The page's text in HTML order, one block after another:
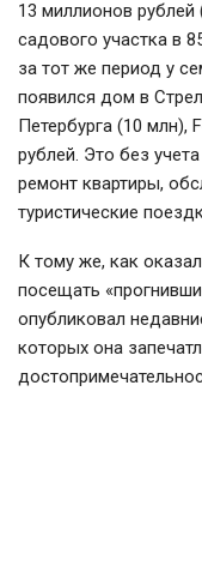
13 миллионов рублей
садового участка в
за тот же период у
появился дом в
Петербурга (10 млн),
рублей. Это без
ремонт квартиры,
туристические
К тому же, как
посещать
опубликовал
которых она